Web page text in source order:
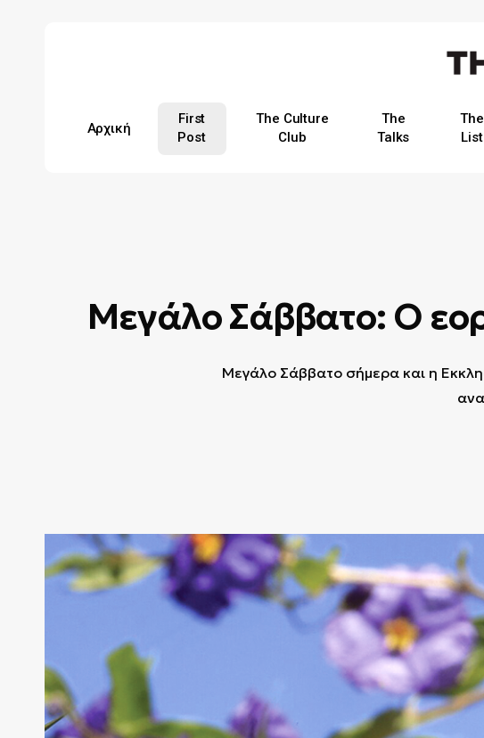
Αρχική
First
Post
The Culture
Club
The
Talks
The
List
Μεγάλο Σάββατο: Ο
Μεγάλο Σάββατο σήμερα και η